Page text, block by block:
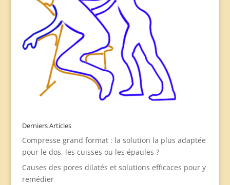
Derniers Articles
Compresse grand format : la solution la plus adaptée
pour le dos, les cuisses ou les épaules ?
Causes des pores dilatés et solutions efficaces pour y
remédier